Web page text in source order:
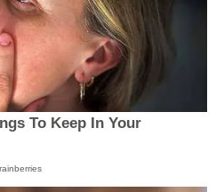
To Keep In Your